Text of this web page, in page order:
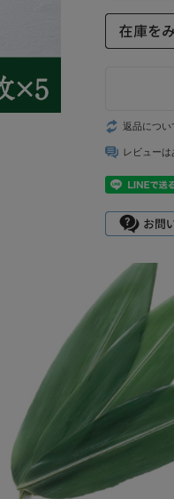
返品につい
レビューは